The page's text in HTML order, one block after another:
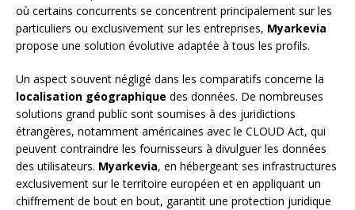
où certains concurrents se concentrent principalement sur les
particuliers ou exclusivement sur les entreprises, Myarkevia
propose une solution évolutive adaptée à tous les profils.
Un aspect souvent négligé dans les comparatifs concerne la
localisation géographique des données. De nombreuses
solutions grand public sont soumises à des juridictions
étrangères, notamment américaines avec le CLOUD Act, qui
peuvent contraindre les fournisseurs à divulguer les données
des utilisateurs. Myarkevia, en hébergeant ses infrastructures
exclusivement sur le territoire européen et en appliquant un
chiffrement de bout en bout, garantit une protection juridique